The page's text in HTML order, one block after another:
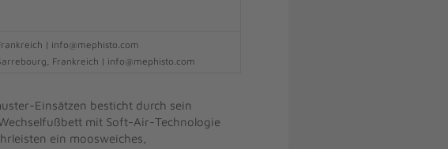
| info@mephisto.com
Frankreich | info@mephisto.com
Einsätzen besticht durch sein
mit Soft-Air-Technologie
ein moosweiches,